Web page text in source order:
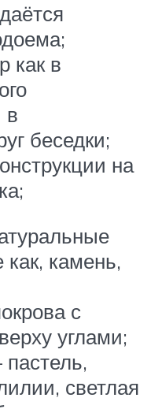
как в
в
беседки;
на
камень,
с
углами;
светлая